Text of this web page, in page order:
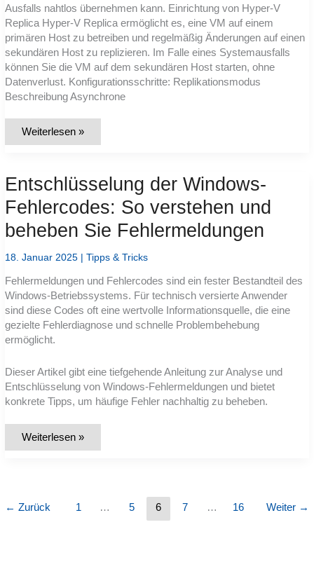
Ausfalls nahtlos übernehmen kann. Einrichtung von Hyper-V
Replica Hyper-V Replica ermöglicht es, eine VM auf einem
primären Host zu betreiben und regelmäßig Änderungen auf einen
sekundären Host zu replizieren. Im Falle eines Systemausfalls
können Sie die VM auf dem sekundären Host starten, ohne
Datenverlust. Konfigurationsschritte: Replikationsmodus
Beschreibung Asynchrone
Hyper-
Disaster
Recovery
für
virtuelle
Weiterlesen »
Entschlüsselung der Windows-
Fehlercodes: So verstehen und
beheben Sie Fehlermeldungen
18. Januar 2025 |Tipps & Tricks
Fehlermeldungen und Fehlercodes sind ein fester Bestandteil des
Windows-Betriebssystems. Für technisch versierte Anwender
sind diese Codes oft eine wertvolle Informationsquelle, die eine
gezielte Fehlerdiagnose und schnelle Problembehebung
ermöglicht.
Dieser Artikel gibt eine tiefgehende Anleitung zur Analyse und
Entschlüsselung von Windows-Fehlermeldungen und bietet
konkrete Tipps, um häufige Fehler nachhaltig zu beheben.
Entschlüsselung
beheben
Weiterlesen »
← Zurück 1 … 5 6 7 … 16 Weiter →